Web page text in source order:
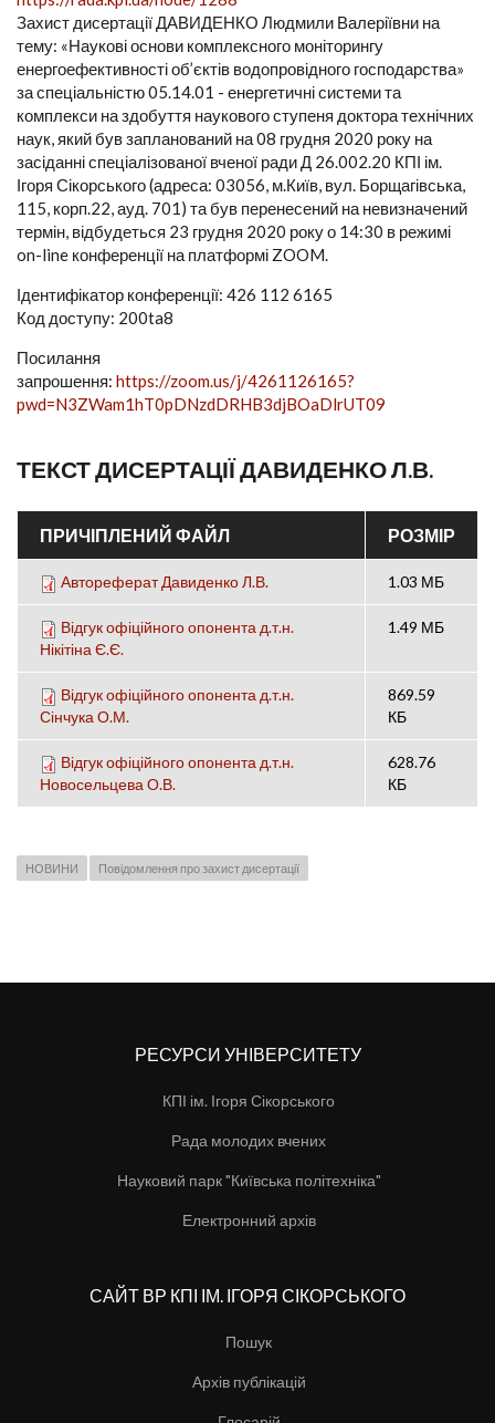
Захист дисертації ДАВИДЕНКО Людмили Валеріївни на
тему: «Наукові основи комплексного моніторингу
енергоефективності об’єктів водопровідного господарства»
за спеціальністю 05.14.01 - енергетичні системи та
комплекси на здобуття наукового ступеня доктора технічних
наук, який був запланований на 08 грудня 2020 року на
засіданні спеціалізованої вченої ради Д 26.002.20 КПІ ім.
Ігоря Сікорського (адреса: 03056, м.Київ, вул. Борщагівська,
115, корп.22, ауд. 701) та був перенесений на невизначений
термін, відбудеться 23 грудня 2020 року о 14:30 в режимі
on-line конференції на платформі ZOOM.
Ідентифікатор конференції: 426 112 6165
Код доступу: 200ta8
Посилання
запрошення: https://zoom.us/j/4261126165?
pwd=N3ZWam1hT0pDNzdDRHB3djBOaDlrUT09
ТЕКСТ ДИСЕРТАЦІЇ ДАВИДЕНКО Л.В.
ПРИЧІПЛЕНИЙ ФАЙЛ РОЗМІР
Автореферат Давиденко Л.В. 1.03 МБ
Відгук офіційного опонента д.т.н.
Нікітіна Є.Є.
1.49 МБ
Відгук офіційного опонента д.т.н.
Сінчука О.М.
869.59
КБ
Відгук офіційного опонента д.т.н.
Новосельцева О.В.
628.76
КБ
НОВИНИ Повідомлення про захист дисертації
РЕСУРСИ УНІВЕРСИТЕТУ
КПІ ім. Ігоря Сікорського
Рада молодих вчених
Науковий парк "Київська політехніка"
Електронний архів
САЙТ ВР КПІ ІМ. ІГОРЯ СІКОРСЬКОГО
Пошук
Архів публікацій